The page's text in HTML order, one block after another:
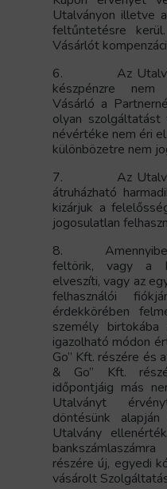
Utalványon illetve
feltűntetésre
Vásárlót
6.
Az
készpénzre nem
Vásárló a
olyan szolgáltatást
névértéke nem éri
különbözetre nem
7.
Az
átruházható
kizárjuk a
jogosulatlan
8.
feltörik, vagy a
elveszíti, vagy az
felhasználói
érdekkörében
személy
igazolható módon
Go” Kft. részére és
& Go” Kft.
időpontjáig más
Utalványt
döntésünk
Utalvány
részére új, egyedi
vásárolt